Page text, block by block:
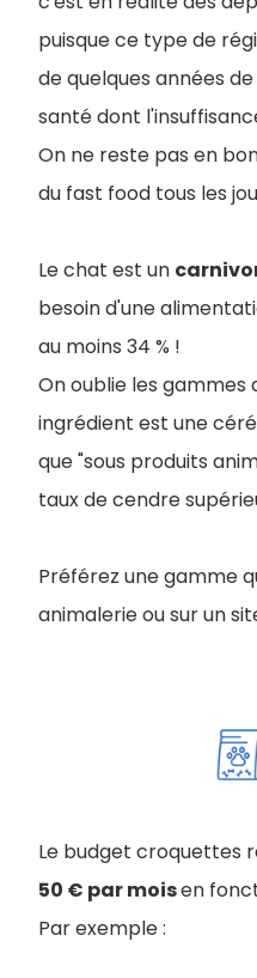
puisque ce type de
de quelques années
santé dont
On ne reste pas en
du fast food tous les
Le chat est un
besoin d'une
au moins 34 % !
On oublie les
ingrédient est une
que "sous produits
taux de cendre
Préférez une gamme
animalerie ou sur un
Le budget croquettes
50 € par moisen
Par exemple :